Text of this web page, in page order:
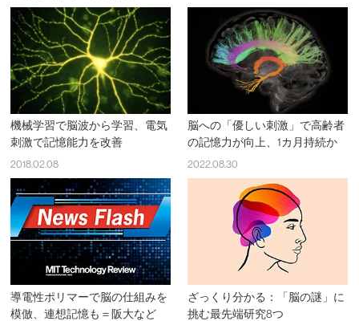
機械学習で脳波から学習、電気
刺激で記憶能力を改善
2018.02.08
脳への「優しい刺激」で高齢者
の記憶力が向上、1カ月持続か
2022.08.30
導電性ポリマーで脳の仕組みを
模倣、連想記憶も＝阪大など
ざっくり分かる：「脳の謎」に
挑む最先端研究8つ